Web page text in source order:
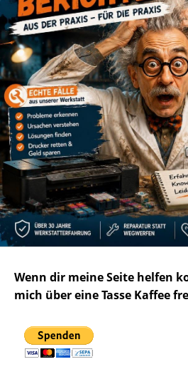
Wenn dir meine Seite helfen
mich über eine Tasse Kaffee